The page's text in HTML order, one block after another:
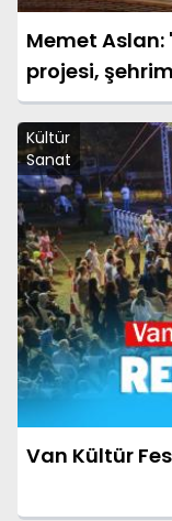
Memet Aslan:
projesi,
büyük
Kültür
Sanat
Van Kültür